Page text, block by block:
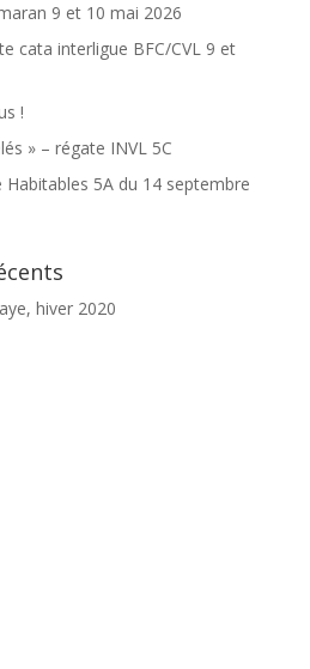
9 et 10 mai 2026
cata interligue BFC/CVL 9 et
!
» – régate INVL 5C
5A du 14 septembre
hiver 2020